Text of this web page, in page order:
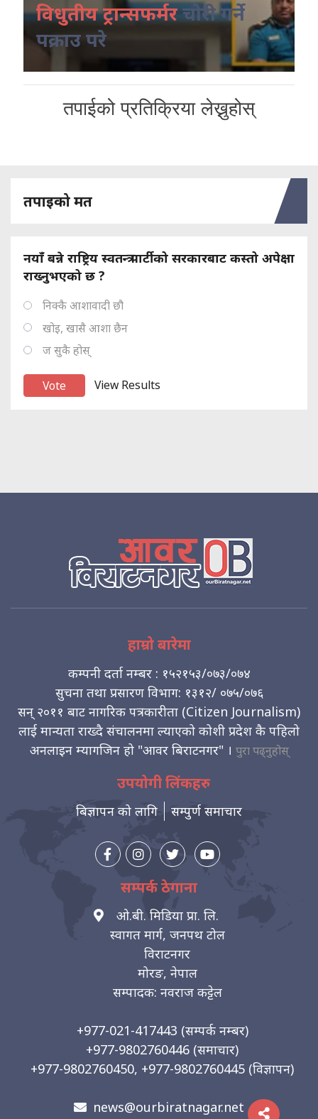
विधुतीय ट्रान्सफर्मरचोरी गर्ने
पक्राउ परे
तपाईको प्रतिक्रिया लेख्नुहोस्
तपाइको मत
नयाँ बन्ने राष्ट्रिय स्वतन्त्र पार्टीको सरकारबाट कस्तो अपेक्षा
राख्नुभएको छ ?
निक्कै आशावादी छौ
खोइ, खासै आशा छैन
ज सुकै होस्
View Results
हाम्रो बारेमा
कम्पनी दर्ता नम्बर : १५२१५३/०७३/०७४
सुचना तथा प्रसारण विभाग: १३१२/ ०७५/०७६
सन् २०११ बाट नागरिक पत्रकारीता (Citizen Journalism)
लाई मान्यता राख्दै संचालनमा ल्याएको कोशी प्रदेश कै पहिलो
अनलाइन म्यागजिन हो "आवर बिराटनगर" । पुरा पढ्नुहोस्
उपयोगी लिंकहरु
बिज्ञापन को लागि सम्पुर्ण समाचार
सम्पर्क ठेगाना
ओ.बी. मिडिया प्रा. लि.
स्वागत मार्ग, जनपथ टोल
विराटनगर
मोरङ, नेपाल
सम्पादक: नवराज कट्टेल
+977-021-417443 (सम्पर्क नम्बर)
+977-9802760446 (समाचार)
+977-9802760450, +977-9802760445 (विज्ञापन)
news@ourbiratnagar.net